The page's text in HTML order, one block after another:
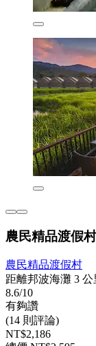
農民精品渡假村
農民精品渡假村
距離邦波海灘 3 公
8.6/10
有夠讚
(14 則評論)
NT$2,186